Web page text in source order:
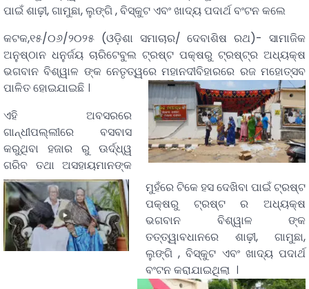
ପାଇଁ ଶାଢ଼ୀ, ଗାମୁଛା, ଲୁଙ୍ଗି , ବିସ୍କୁଟ ଏବଂ ଖାଦ୍ୟ ପଦାର୍ଥ ବଂଟନ କଲେ
କଟକ,୧୫/୦୬/୨୦୨୫ (ଓଡ଼ିଶା ସମାଚାର/ ଦେବାଶିଷ ରଥ)- ସାମାଜିକ
ଅନୁଷ୍ଠାନ ଧନୁର୍ଜୟ ଚାରିଟେବୁଲ ଟ୍ରଷ୍ଟ ପକ୍ଷରୁ ଟ୍ରଷ୍ଟ୍ର ଅଧ୍ୟକ୍ଷ
ଭଗବାନ ବିଶ୍ୱାଳ ଙ୍କ ନେତୃତ୍ୱରେ ମହାନଦୀବିହାରରେ ରଜ ମହୋତ୍ସବ
ପାଳିତ ହୋଇଯାଇଛି ।
ଏହି ଅବସରରେ
ଗାନ୍ଧୀପଲ୍ଲୀରେ ବସବାସ
କରୁଥିବା ହଜାର ରୁ ଊର୍ଦ୍ଧ୍ୱ
ଗରିବ ତଥା ଅସହାୟମାନଙ୍କ
ମୁହଁରେ ଟିକେ ହସ ଦେଖିବା ପାଇଁ ଟ୍ରଷ୍ଟ
ପକ୍ଷରୁ ଟ୍ରଷ୍ଟ ର ଅଧ୍ୟକ୍ଷ
ଭଗବାନ ବିଶ୍ୱାଳ ଙ୍କ
ତତ୍ତ୍ୱାବଧାନରେ ଶାଢ଼ୀ, ଗାମୁଛା,
ଲୁଙ୍ଗି , ବିସ୍କୁଟ ଏବଂ ଖାଦ୍ୟ ପଦାର୍ଥ
ବଂଟନ କରାଯାଇଥିଲା ।